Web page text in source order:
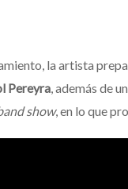
la artista
Pereyra, además de
show, en lo que